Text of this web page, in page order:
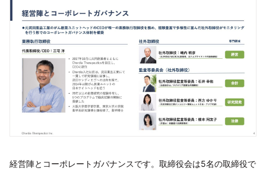
経営陣とコーポレートガバナンスです。取締役会は5名の取締役で